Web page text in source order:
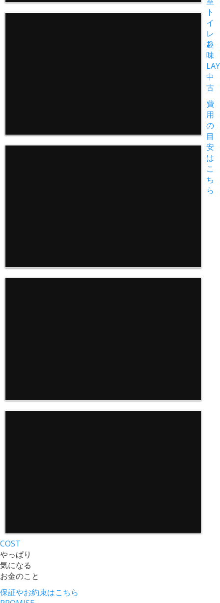
ト
イ
レ
趣
味
LAY
中
古
費
用
の
目
安
は
こ
ち
ら
COST
やっぱり
気になる
お金のこと
保証やお約束はこちら